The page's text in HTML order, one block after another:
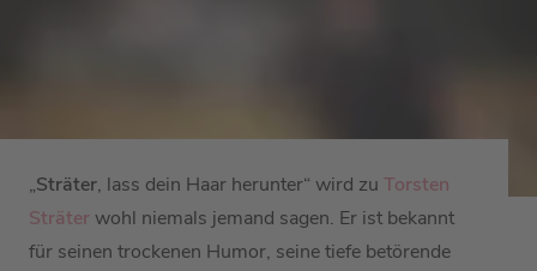
„Sträter, lass dein Haar herunter“ wird zu Torsten
Sträterwohl niemals jemand sagen. Er ist bekannt
für seinen trockenen Humor, seine tiefe betörende